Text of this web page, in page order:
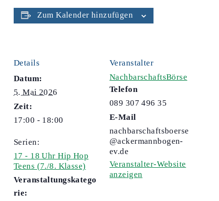
Zum Kalender hinzufügen
Details
Datum:
5. Mai 2026
Zeit:
17:00 - 18:00
Serien:
17 - 18 Uhr Hip Hop
Teens (7./8. Klasse)
Veranstaltungskatego
rie:
Veranstalter
NachbarschaftsBörse
Telefon
089 307 496 35
E-Mail
nachbarschaftsboerse
@ackermannbogen-
ev.de
Veranstalter-Website
anzeigen